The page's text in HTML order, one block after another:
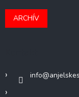
ARCHÍV
info@